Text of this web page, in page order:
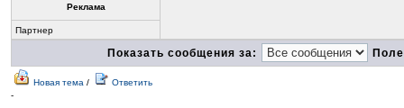
Реклама
Партнер
Показать сообщения за:
Новая тема /
Ответить
-